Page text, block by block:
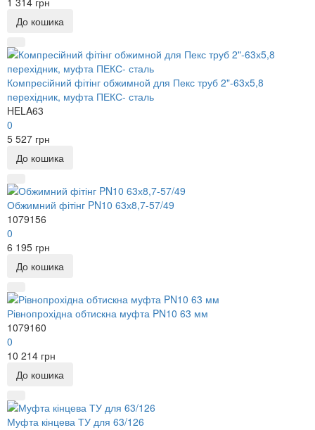
До кошика
Компресійний фітінг обжимной для Пекс труб 2"-63х5,8
перехідник, муфта ПЕКС- сталь
HELA63
0
5 527 грн
До кошика
Обжимний фітінг PN10 63х8,7-57/49
1079156
0
6 195 грн
До кошика
Рівнопрохідна обтискна муфта PN10 63 мм
1079160
0
10 214 грн
До кошика
Муфта кінцева ТУ для 63/126